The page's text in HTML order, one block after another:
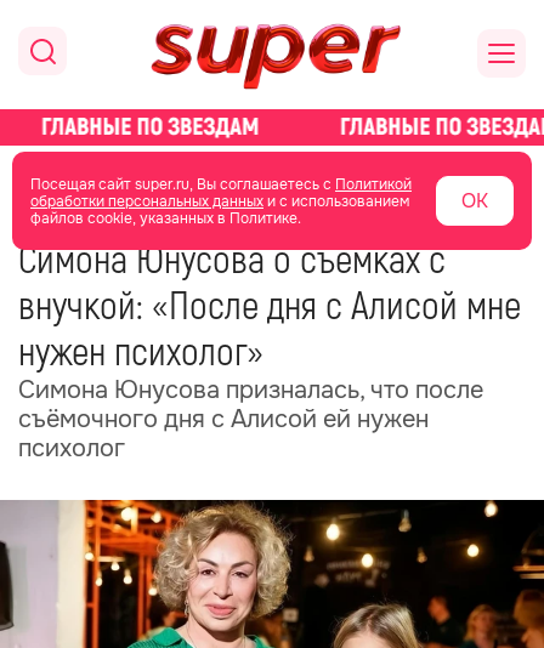
Посещая сайт super.ru, Вы соглашаетесь с Политикой
обработки персональных данныхи с использованием
файлов cookie, указанных в Политике.
ОК
главная новости о звездах новости
03 ноября 2025 09:55
Симона Юнусова о съёмках с
внучкой: «После дня с Алисой мне
нужен психолог»
Симона Юнусова призналась, что после
съёмочного дня с Алисой ей нужен
психолог